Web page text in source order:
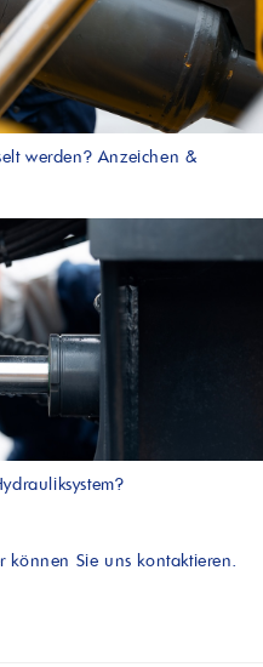
werden? Anzeichen &
können Sie uns kontaktieren.